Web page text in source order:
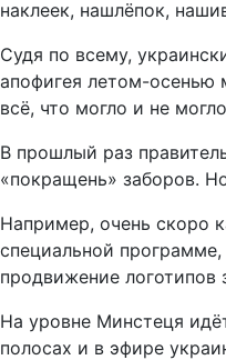
наклеек, нашлёпок,
Судя по всему,
апофигея летом-осенью
всё, что могло и не
В прошлый раз
«покращень» заборов.
Например, очень скоро
специальной
продвижение логотипов
На уровне Минстеця
полосах и в эфире